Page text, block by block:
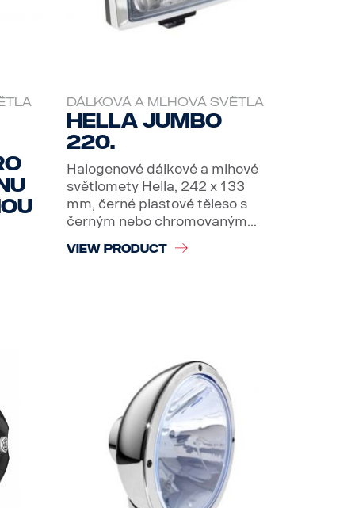
DÁLKOVÁ A MLHOVÁ SVĚTLA
Hella Jumbo
220.
Halogenové dálkové a mlhové
světlomety Hella, 242 x 133
mm, černé plastové těleso s
černým nebo chromovaným...
VIEW PRODUCT